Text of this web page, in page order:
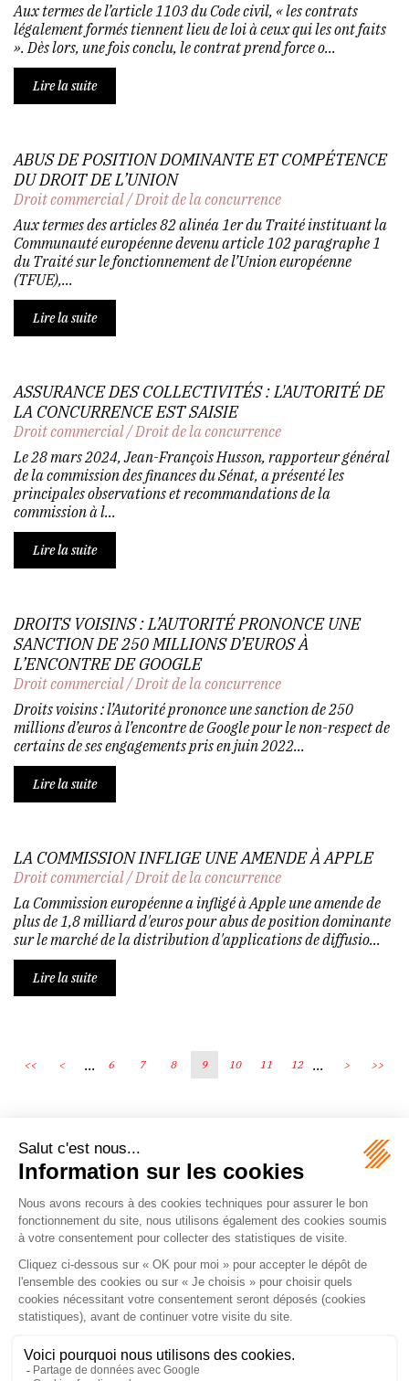
Aux termes de l’article 1103 du Code civil, « les contrats
légalement formés tiennent lieu de loi à ceux qui les ont faits
». Dès lors, une fois conclu, le contrat prend force o...
Lire la suite
ABUS DE POSITION DOMINANTE ET COMPÉTENCE
DU DROIT DE L’UNION
Droit commercial/Droit de la concurrence
Aux termes des articles 82 alinéa 1er du Traité instituant la
Communauté européenne devenu article 102 paragraphe 1
du Traité sur le fonctionnement de l’Union européenne
(TFUE),...
Lire la suite
ASSURANCE DES COLLECTIVITÉS : L'AUTORITÉ DE
LA CONCURRENCE EST SAISIE
Droit commercial/Droit de la concurrence
Le 28 mars 2024, Jean-François Husson, rapporteur général
de la commission des finances du Sénat, a présenté les
principales observations et recommandations de la
commission à l...
Lire la suite
DROITS VOISINS : L’AUTORITÉ PRONONCE UNE
SANCTION DE 250 MILLIONS D’EUROS À
L’ENCONTRE DE GOOGLE
Droit commercial/Droit de la concurrence
Droits voisins : l’Autorité prononce une sanction de 250
millions d’euros à l’encontre de Google pour le non-respect de
certains de ses engagements pris en juin 2022...
Lire la suite
LA COMMISSION INFLIGE UNE AMENDE À APPLE
Droit commercial/Droit de la concurrence
La Commission européenne a infligé à Apple une amende de
plus de 1,8 milliard d'euros pour abus de position dominante
sur le marché de la distribution d'applications de diffusio...
Lire la suite
<< < ... 6 7 8 9 10 11 12 ... > >>
Écosystème
Carrières
Honoraires
Contacts
Mentions légales
Plan du site
Espace client